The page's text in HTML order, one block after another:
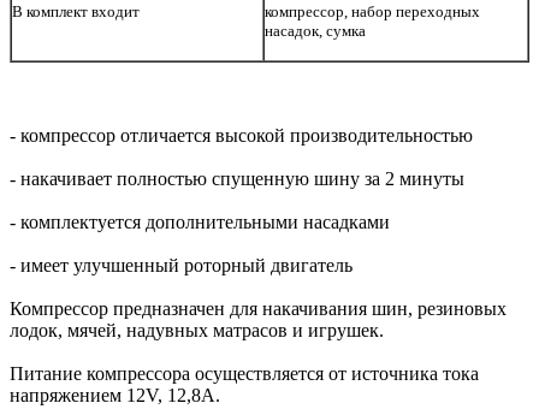
В комплект входит
компрессор, набор переходных
насадок, сумка
- компрессор отличается высокой производительностью
- накачивает полностью спущенную шину за 2 минуты
- комплектуется дополнительными насадками
- имеет улучшенный роторный двигатель
Компрессор предназначен для накачивания шин, резиновых
лодок, мячей, надувных матрасов и игрушек.
Питание компрессора осуществляется от источника тока
напряжением 12V, 12,8A.